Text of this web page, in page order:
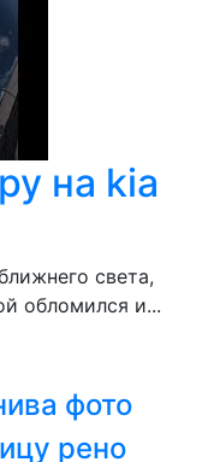
на kia
света,
обломился и...
фото
рено